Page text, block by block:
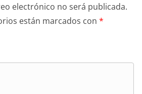
electrónico no será publicada.
están marcados con *